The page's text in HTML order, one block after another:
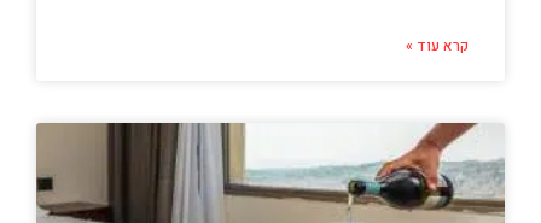
קרא עוד »